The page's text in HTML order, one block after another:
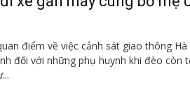
điểm về việc cảnh sát giao thông
đối với những phụ huynh khi đèo còn